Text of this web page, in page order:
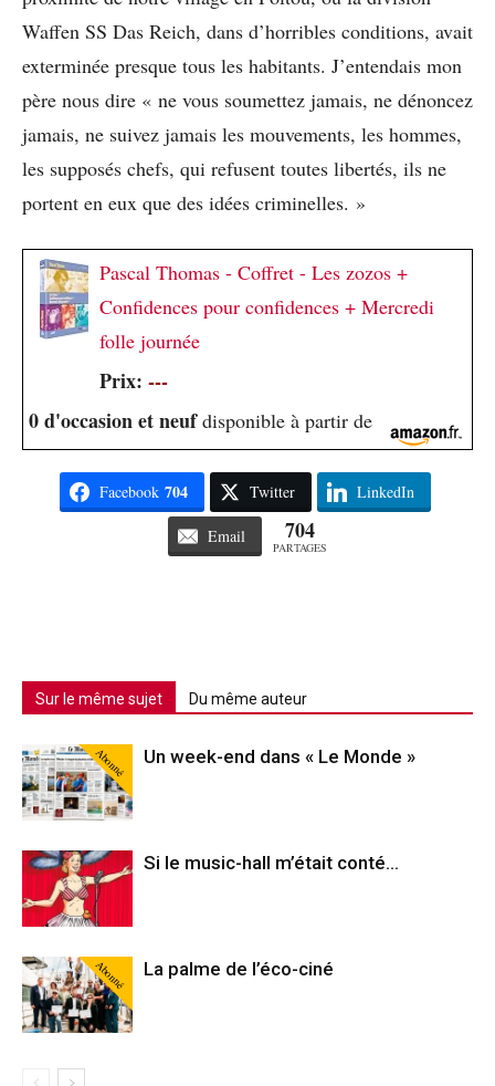
Waffen SS Das Reich, dans d’horribles conditions, avait
exterminée presque tous les habitants. J’entendais mon
père nous dire « ne vous soumettez jamais, ne dénoncez
jamais, ne suivez jamais les mouvements, les hommes,
les supposés chefs, qui refusent toutes libertés, ils ne
portent en eux que des idées criminelles. »
Pascal Thomas - Coffret - Les zozos +
Confidences pour confidences + Mercredi
folle journée
Prix: ---
0 d'occasion et neufdisponible à partir de
Facebook 704 Twitter LinkedIn
Email 704
PARTAGES
Sur le même sujet Du même auteur
Abonné Un week-end dans « Le Monde »
Si le music-hall m’était conté…
Abonné La palme de l’éco-ciné